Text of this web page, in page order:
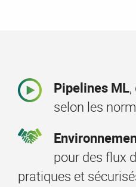
Pipelines ML
selon les
pour des flux
pratiques et